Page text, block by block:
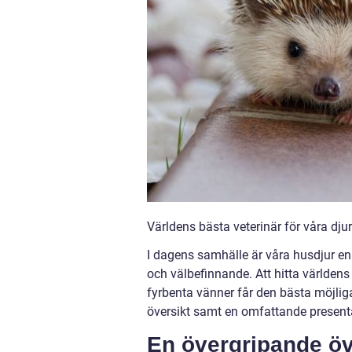
Världens bästa veterinär för våra
I dagens samhälle är våra husdjur
och välbefinnande. Att hitta
fyrbenta vänner får den bästa
översikt samt en omfattande
En övergripande